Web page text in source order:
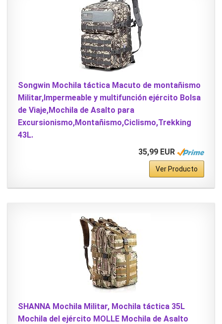
Songwin Mochila táctica Macuto de montañismo
Militar,Impermeable y multifunción ejército Bolsa
de Viaje,Mochila de Asalto para
Excursionismo,Montañismo,Ciclismo,Trekking
43L.
35,99 EUR
Ver Producto
SHANNA Mochila Militar, Mochila táctica 35L
Mochila del ejército MOLLE Mochila de Asalto